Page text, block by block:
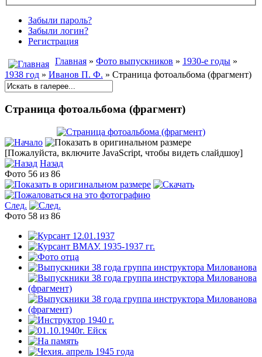
Забыли пароль?
Забыли логин?
Регистрация
Главная » Фото выпускников » 1930-е годы »
1938 год » Иванов П. Ф. » Страница фотоальбома (фрагмент)
Страница фотоальбома (фрагмент)
[Пожалуйста, включите JavaScript, чтобы видеть слайдшоу]
Назад
Фото 56 из 86
След.
Фото 58 из 86